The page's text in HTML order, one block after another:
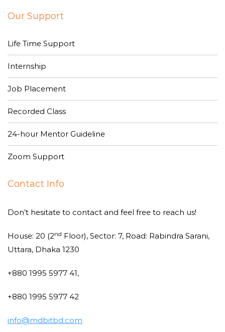
Our Support
Life Time Support
Internship
Job Placement
Recorded Class
24-hour Mentor Guideline
Zoom Support
Contact Info
Don’t hesitate to contact and feel free to reach us!
House: 20 (2nd Floor), Sector: 7, Road: Rabindra Sarani,
Uttara, Dhaka 1230
+880 1995 5977 41,
+880 1995 5977 42
info@mdbitbd.com